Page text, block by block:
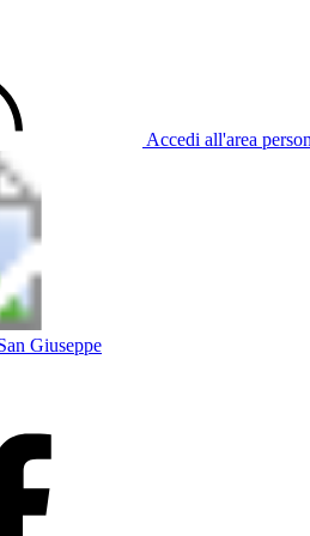
Accedi all'area
Giuseppe